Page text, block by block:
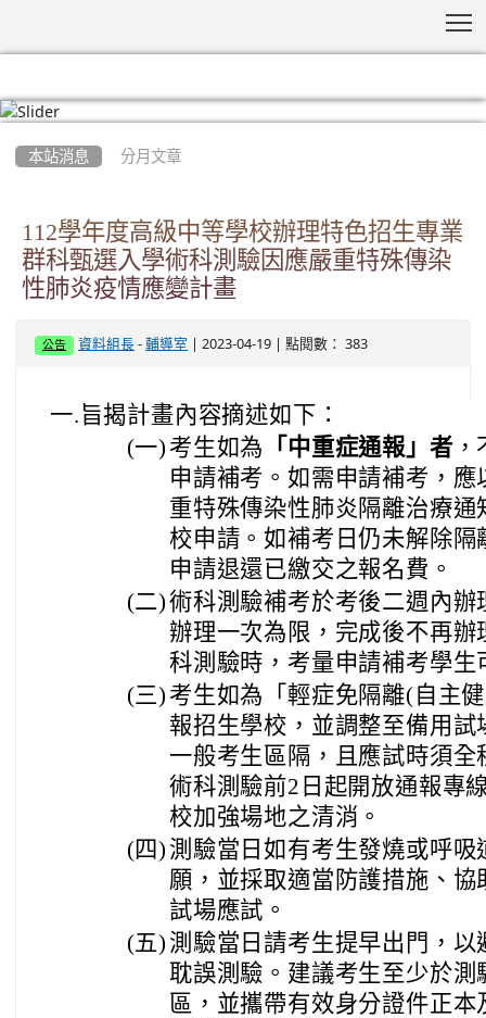
本站消息 分月文章
112學年度高級中等學校辦理特色招生專業
群科甄選入學術科測驗因應嚴重特殊傳染
性肺炎疫情應變計畫
公告 資料組長 -輔導室 | 2023-04-19 | 點閱數： 383
一.旨揭計畫內容摘述如下：
(一) 考生如為 「中重症通報」者
申請補考。如需申請補考，
重特殊傳染性肺炎隔離治療
校申請。如補考日仍未解除
申請退還已繳交之報名費。
(二)術科測驗補考於考後二週內
辦理一次為限，完成後不再
科測驗時，考量申請補考學生
(三) 考生如為「輕症免隔離(自主
報招生學校，並調整至備用
一般考生區隔，且應試時須
術科測驗前2日起開放通報專
校加強場地之清消。
(四) 測驗當日如有考生發燒或呼
願，並採取適當防護措施、
試場應試。
(五) 測驗當日請考生提早出門，
耽誤測驗。建議考生至少於
區，並攜帶有效身分證件正